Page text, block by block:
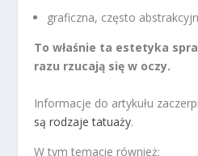
graficzna, często
To właśnie ta estetyka
razu rzucają się w oczy.
Informacje do artykułu
są rodzaje tatuaży.
W tym temacie również: